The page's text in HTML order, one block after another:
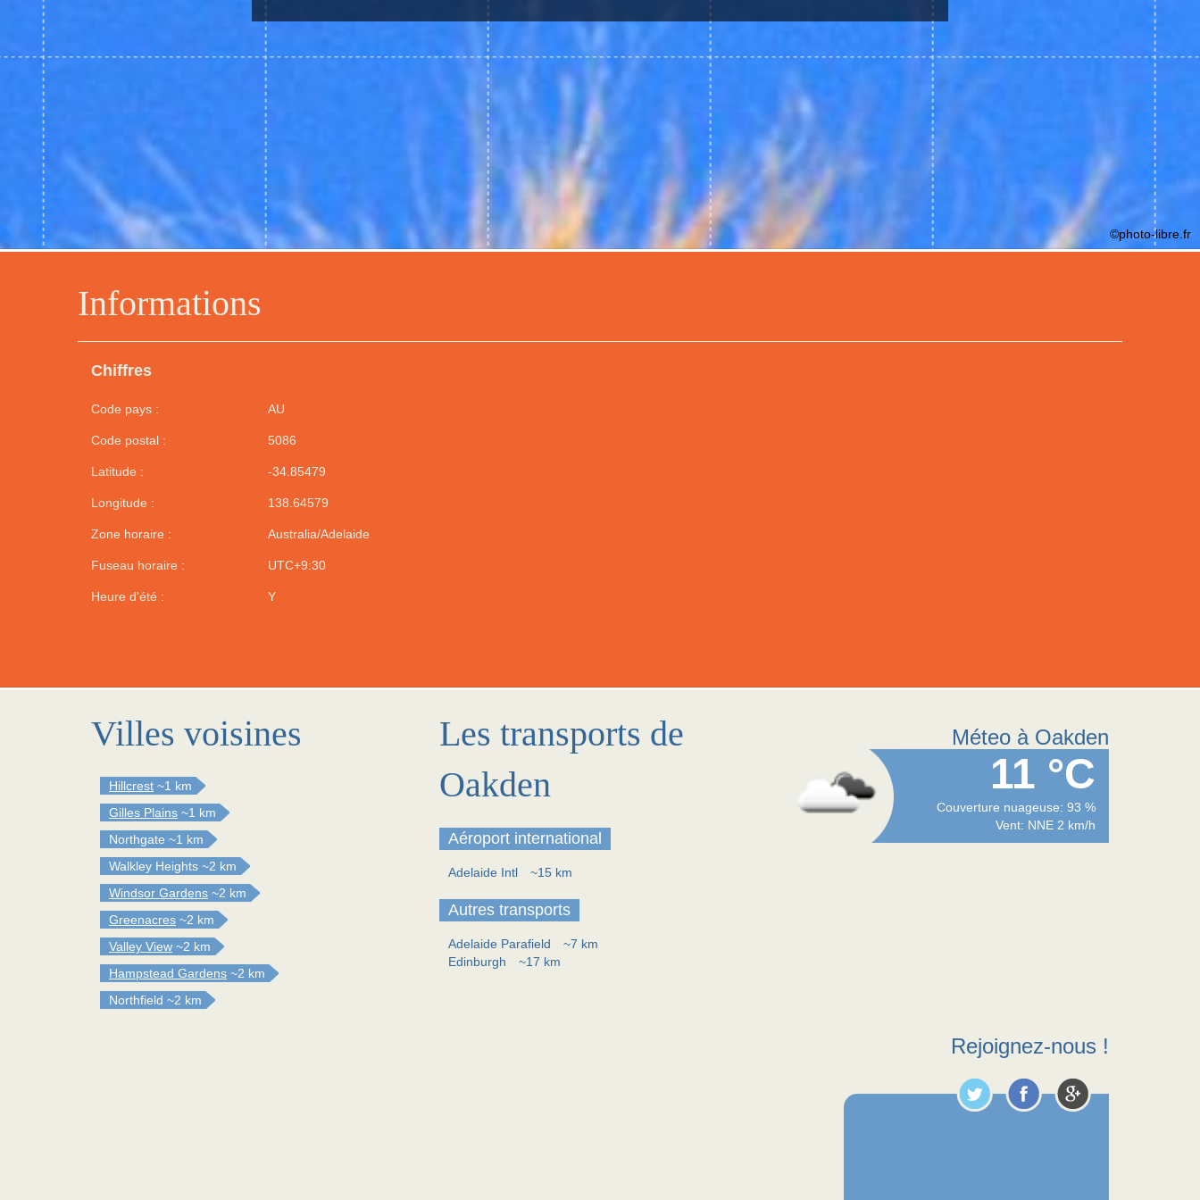
Informations
Chiffres
Code pays : AU
Code postal : 5086
Latitude : -34.85479
Longitude : 138.64579
Zone horaire : Australia/Adelaide
Fuseau horaire : UTC+9:30
Heure d'été : Y
©photo-libre.fr
Villes voisines
Hillcrest ~1 km
Gilles Plains ~1 km
Northgate ~1 km
Walkley Heights ~2 km
Windsor Gardens ~2 km
Greenacres ~2 km
Valley View ~2 km
Hampstead Gardens ~2 km
Northfield ~2 km
Les transports de
Oakden
Aéroport international
Adelaide Intl ~15 km
Autres transports
Adelaide Parafield
~7 km
Edinburgh
~17 km
Méteo à Oakden
11 °C
Couverture nuageuse: 93 %
Vent: NNE 2 km/h
Rejoignez-nous !